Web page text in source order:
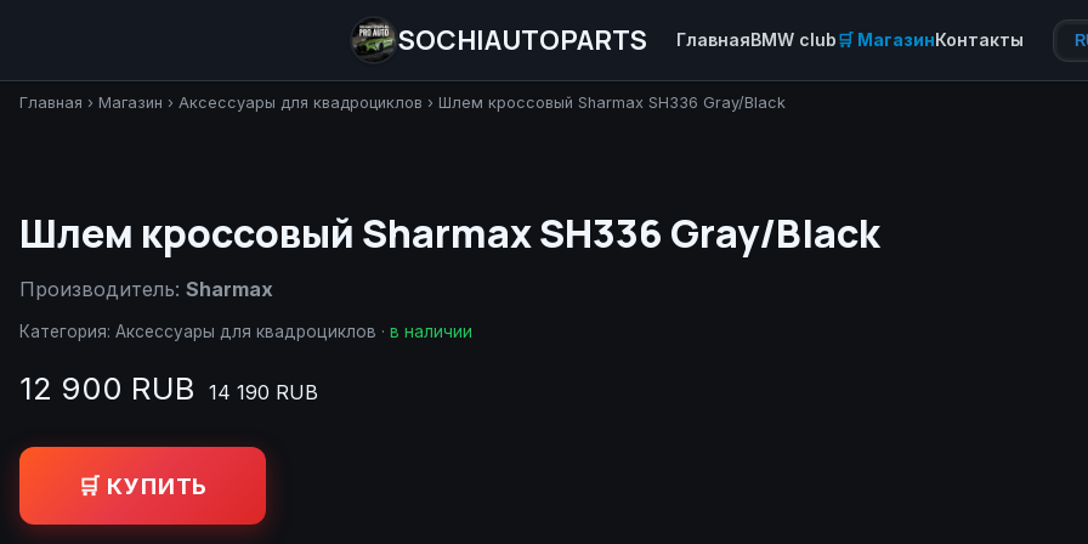
SOCHIAUTOPARTS ГлавнаяBMW club🛒 МагазинКонтакты
Главная › Магазин › Аксессуары для квадроциклов › Шлем кроссовый Sharmax SH336 Gray/Black
Шлем кроссовый Sharmax SH336 Gray/Black
Производитель: Sharmax
Категория: Аксессуары для квадроциклов · в наличии
12 900 RUB 14 190 RUB
🛒 КУПИТЬ